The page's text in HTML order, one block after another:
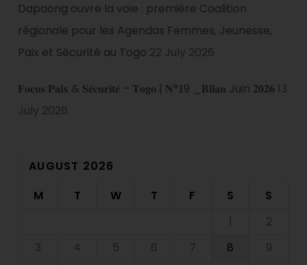
Dapaong ouvre la voie : première Coalition
régionale pour les Agendas Femmes, Jeunesse,
Paix et Sécurité au Togo 22 July 2026
𝐅𝐨𝐜𝐮𝐬 𝐏𝐚𝐢𝐱 & 𝐒𝐞́𝐜𝐮𝐫𝐢𝐭𝐞́ – 𝐓𝐨𝐠𝐨 | 𝐍°𝟏9 _𝐁𝐢𝐥𝐚𝐧 Juin 𝟐𝟎𝟐𝟔 13
July 2026
AUGUST 2026
M
T W T F S
S
1
2
3
4 5 6 7 8
9